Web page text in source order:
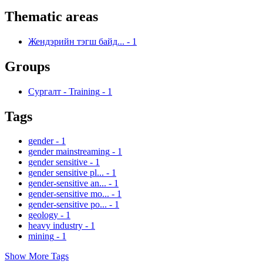
Thematic areas
Жендэрийн тэгш байд... - 1
Groups
Сургалт - Training - 1
Tags
gender - 1
gender mainstreaming - 1
gender sensitive - 1
gender sensitive pl... - 1
gender-sensitive an... - 1
gender-sensitive mo... - 1
gender-sensitive po... - 1
geology - 1
heavy industry - 1
mining - 1
Show More Tags